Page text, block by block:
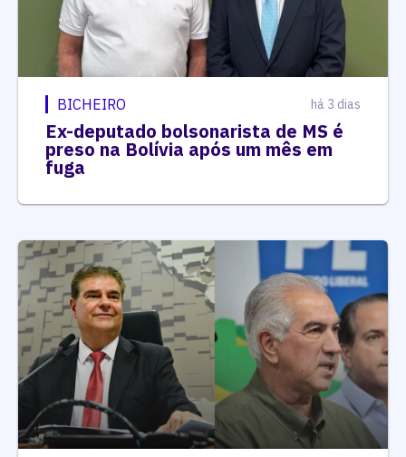
BICHEIRO há 3 dias
Ex-deputado bolsonarista de MS é
preso na Bolívia após um mês em
fuga